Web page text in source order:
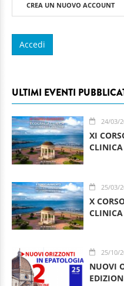
CREA UN NUOVO ACCOUNT
ULTIMI EVENTI
24/03/
XI
25/03/
X
25/10/
NUOVI